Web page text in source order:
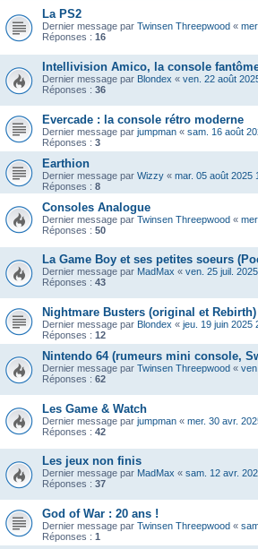
La PS2
Dernier message par Twinsen Threepwood «
Réponses : 16
Intellivision Amico, la console
Dernier message par Blondex « ven. 22 août
Réponses : 36
Evercade : la console rétro moderne
Dernier message par jumpman « sam. 16 août
Réponses : 3
Earthion
Dernier message par Wizzy « mar. 05 août 2025
Réponses : 8
Consoles Analogue
Dernier message par Twinsen Threepwood «
Réponses : 50
La Game Boy et ses petites soeurs
Dernier message par MadMax « ven. 25 juil.
Réponses : 43
Nightmare Busters (original et Rebirth)
Dernier message par Blondex « jeu. 19 juin 2025
Réponses : 12
Nintendo 64 (rumeurs mini console,
Dernier message par Twinsen Threepwood «
Réponses : 62
Les Game & Watch
Dernier message par jumpman « mer. 30 avr.
Réponses : 42
Les jeux non finis
Dernier message par MadMax « sam. 12 avr.
Réponses : 37
God of War : 20 ans !
Dernier message par Twinsen Threepwood «
Réponses : 1